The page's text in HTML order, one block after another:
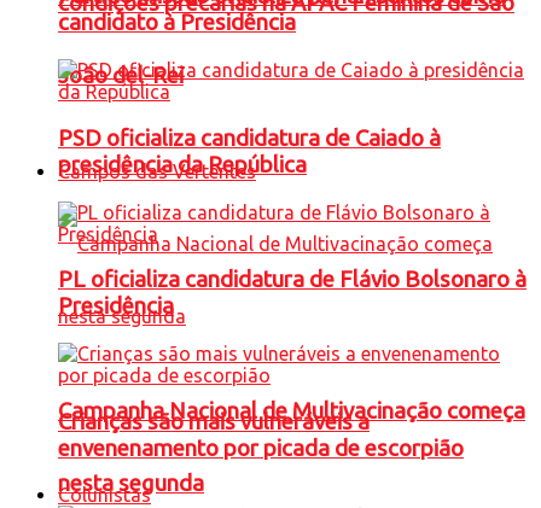
João del-Rei
Campos das Vertentes
Campanha Nacional de Multivacinação começa
nesta segunda
candidato à Presidência
PSD oficializa candidatura de Caiado à
presidência da República
PL oficializa candidatura de Flávio Bolsonaro à
Presidência
Crianças são mais vulneráveis a
envenenamento por picada de escorpião
Colunistas